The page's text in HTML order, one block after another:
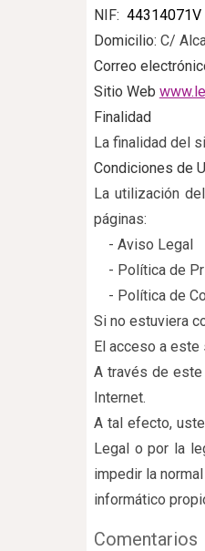
NIF: 44314071V
Domicilio: C/
Correo
Sitio Web
Finalidad
La finalidad del
Condiciones de
La utilización
páginas:
- Aviso Legal
- Política de
- Política de
Si no estuviera
El acceso a
A través de
Internet.
A tal efecto,
Legal o por la
impedir la
informático
Comentarios